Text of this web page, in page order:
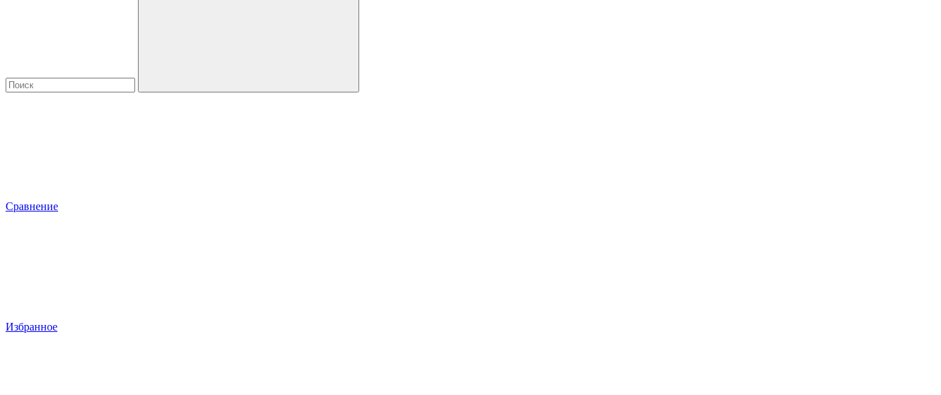
Сравнение
Избранное